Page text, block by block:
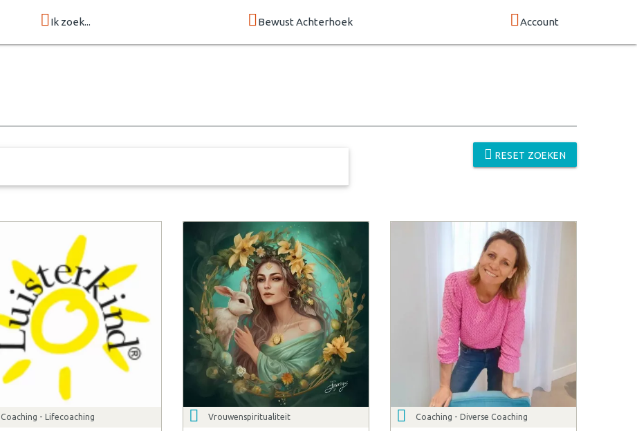
Ik zoek... Bewust Achterhoek Account
RESET ZOEKEN
Coaching - Lifecoaching Vrouwenspiritualiteit Coaching - Diverse Coaching